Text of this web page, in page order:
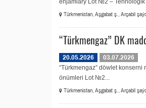
enjamlary Lot №2 –
Türkmenistan, Aşgabat ş., Arçabil
“Türkmengaz” DK
20.05.2026
03.07.2026
“Türkmengaz” döwlet
önümleri Lot №2...
Türkmenistan, Aşgabat ş., Arçabil